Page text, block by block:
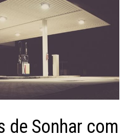
de Sonhar com